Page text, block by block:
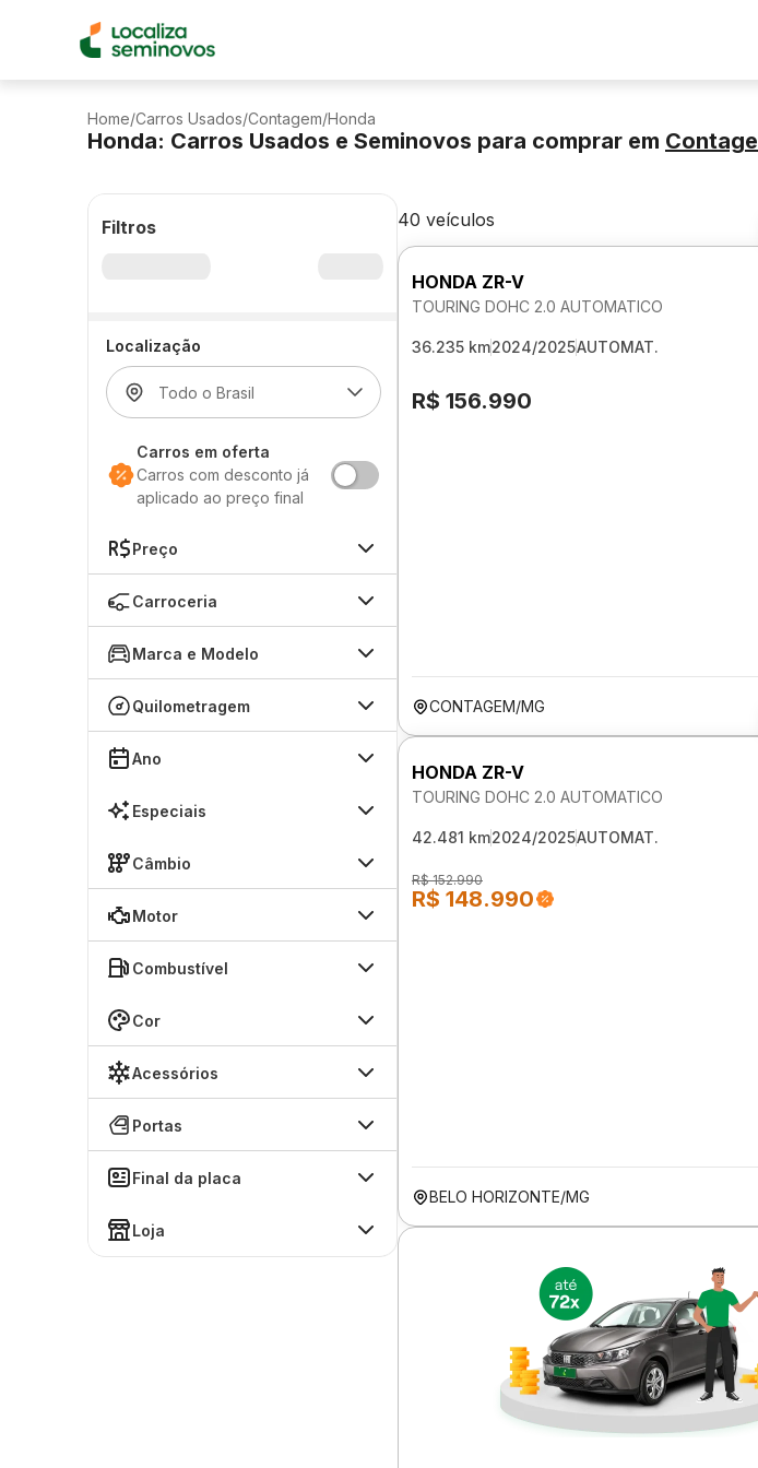
Home/Carros Usados/Contagem/Honda
Honda: Carros Usados e Seminovos para comprar em
Filtros
Localização
Carros em oferta
Carros com desconto já
aplicado ao preço final
Preço
Carroceria
Marca e Modelo
Quilometragem
Ano
Especiais
Câmbio
Motor
Combustível
Cor
Acessórios
Portas
Final da placa
Loja
40 veículos
HONDA ZR-V
TOURING DOHC 2.0 AUTOMATICO
36.235 km2024/2025AUTOMAT.
R$ 156.990
CONTAGEM/MG
HONDA ZR-V
TOURING DOHC 2.0 AUTOMATICO
42.481 km2024/2025AUTOMAT.
R$ 152.990
R$ 148.990
BELO HORIZONTE/MG